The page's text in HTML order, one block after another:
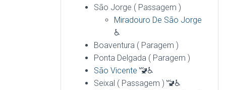
São Jorge ( Passagem )
Miradouro De São Jorge
♿
Boaventura ( Paragem )
Ponta Delgada ( Paragem )
São Vicente 🚾♿
Seixal ( Passagem ) 🚾♿